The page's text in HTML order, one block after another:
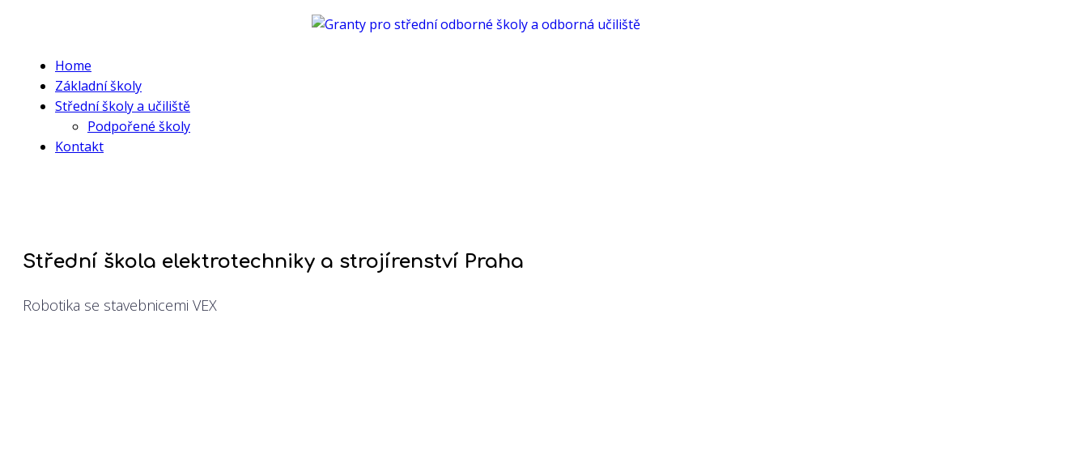
Home
Základní školy
Střední školy a učiliště
Podpořené školy
Kontakt
Střední škola elektrotechniky a strojírenství Praha
Robotika se stavebnicemi VEX